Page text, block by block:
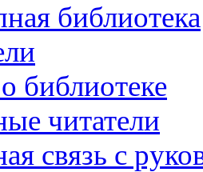
библиотека
библиотеке
читатели
связь с